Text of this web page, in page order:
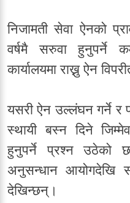
निजामती सेवा ऐनको
वर्षमै सरुवा हुनुपर्ने
कार्यालयमा राख्नु ऐन
यसरी ऐन उल्लंघन गर्ने र
स्थायी बस्न दिने
हुनुपर्ने प्रश्न उठेको
अनुसन्धान आयोगदेखि
देखिन्छन्।